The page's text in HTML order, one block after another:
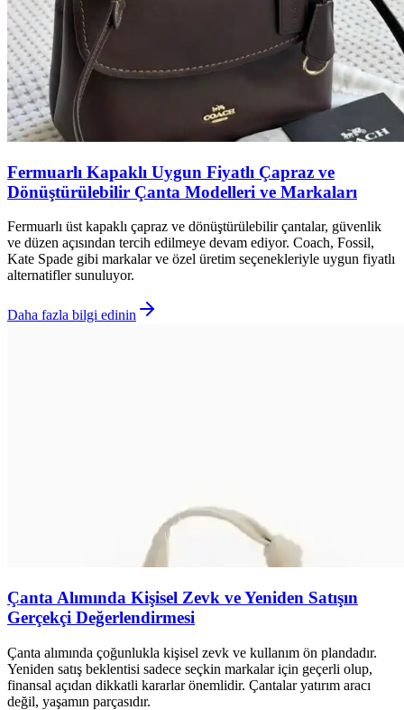
Fermuarlı Kapaklı Uygun Fiyatlı Çapraz ve
Dönüştürülebilir Çanta Modelleri ve Markaları
Fermuarlı üst kapaklı çapraz ve dönüştürülebilir çantalar, güvenlik
ve düzen açısından tercih edilmeye devam ediyor. Coach, Fossil,
Kate Spade gibi markalar ve özel üretim seçenekleriyle uygun fiyatlı
alternatifler sunuluyor.
Daha fazla bilgi edinin
Çanta Alımında Kişisel Zevk ve Yeniden Satışın
Gerçekçi Değerlendirmesi
Çanta alımında çoğunlukla kişisel zevk ve kullanım ön plandadır.
Yeniden satış beklentisi sadece seçkin markalar için geçerli olup,
finansal açıdan dikkatli kararlar önemlidir. Çantalar yatırım aracı
değil, yaşamın parçasıdır.